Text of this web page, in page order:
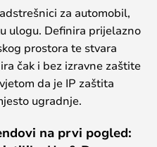
za automobil,
ulogu. Definira prijelazno
prostora te stvara
čak i bez izravne zaštite
da je IP zaštita
ugradnje.
na prvi pogled: